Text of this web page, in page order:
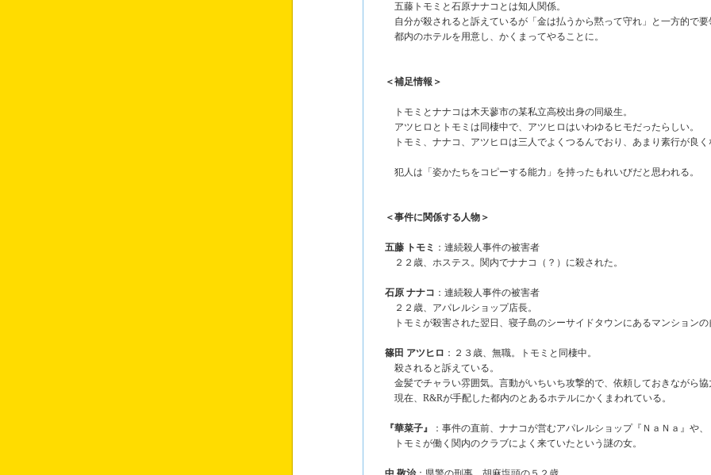
五藤トモミと石原ナナコとは知人関係。
自分が殺されると訴えているが「金は払うから黙って守れ」と一方的で要
都内のホテルを用意し、かくまってやることに。
＜補足情報＞
トモミとナナコは木天蓼市の某私立高校出身の同級生。
アツヒロとトモミは同棲中で、アツヒロはいわゆるヒモだったらしい。
トモミ、ナナコ、アツヒロは三人でよくつるんでおり、あまり素行が良く
犯人は「姿かたちをコピーする能力」を持ったもれいびだと思われる。
＜事件に関係する人物＞
五藤 トモミ ：連続殺人事件の被害者
２２歳、ホステス。関内でナナコ（？）に殺された。
石原 ナナコ ：連続殺人事件の被害者
２２歳、アパレルショップ店長。
トモミが殺害された翌日、寝子島のシーサイドタウンにあるマンションの
篠田 アツヒロ ：２３歳、無職。トモミと同棲中。
殺されると訴えている。
金髪でチャラい雰囲気。言動がいちいち攻撃的で、依頼しておきながら協
現在、R&Rが手配した都内のとあるホテルにかくまわれている。
『華菜子』
：事件の直前、ナナコが営むアパレルショップ『ＮａＮａ』や、
トモミが働く関内のクラブによく来ていたという謎の女。